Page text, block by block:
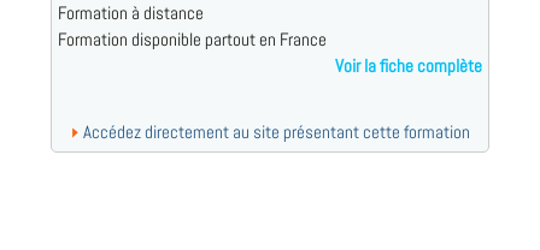
Formation à distance
Formation disponible partout en France
Voir la fiche complète
Accédez directement au site présentant cette formation